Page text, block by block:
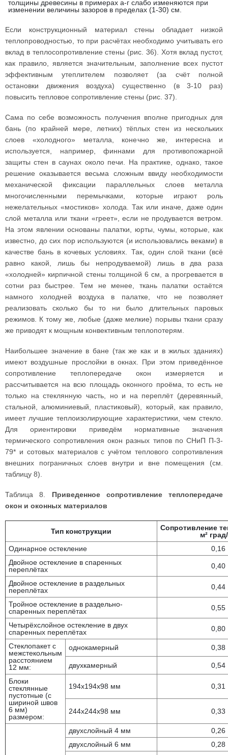
толщины древесины в примерах а-г слабо изменяются при
изменении величины зазоров в пределах (1-30) см.
Если конструкционный материал стены обладает низкой
теплопроводностью, то при расчётах необходимо учитывать его
вклад в теплосопротивление стены (рис. 36). Хотя вклад пустот,
как правило, является значительным, заполнение всех пустот
эффективным утеплителем позволяет (за счёт полной
остановки движения воздуха) существенно (в 3-10 раз)
повысить тепловое сопротивление стены (рис. 37).
Сама по себе возможность получения вполне пригодных для
бань (по крайней мере, летних) тёплых стен из нескольких
слоев «холодного» металла, конечно же, интересна и
используется, например, финнами для противопожарной
защиты стен в саунах около печи. На практике, однако, такое
решение оказывается весьма сложным ввиду необходимости
механической фиксации параллельных слоев металла
многочисленными перемычками, которые играют роль
нежелательных «мостиков» холода. Так или иначе, даже один
слой металла или ткани «греет», если не продувается ветром.
На этом явлении основаны палатки, юрты, чумы, которые, как
известно, до сих пор используются (и использовались веками) в
качестве бань в кочевых условиях. Так, один слой ткани (всё
равно какой, лишь бы непродуваемой) лишь в два раза
«холодней» кирпичной стены толщиной 6 см, а прогревается в
сотни раз быстрее. Тем не менее, ткань палатки остаётся
намного холодней воздуха в палатке, что не позволяет
реализовать сколько бы то ни было длительных паровых
режимов. К тому же, любые (даже мелкие) порывы ткани сразу
же приводят к мощным конвективным теплопотерям.
Наибольшее значение в бане (так же как и в жилых зданиях)
имеют воздушные прослойки в окнах. При этом приведённое
сопротивление теплопередаче окон измеряется и
рассчитывается на всю площадь оконного проёма, то есть не
только на стеклянную часть, но и на переплёт (деревянный,
стальной, алюминиевый, пластиковый), который, как правило,
имеет лучшие теплоизолирующие характеристики, чем стекло.
Для ориентировки приведём нормативные значения
термического сопротивления окон разных типов по СНиП П-3-
79* и сотовых материалов с учётом теплового сопротивления
внешних пограничных слоев внутри и вне помещения (см.
таблицу 8).
Таблица 8. Приведенное сопротивление теплопередаче
окон и оконных материалов
Тип конструкции
Сопротивление
м²
Одинарное остекление
0,16
Двойное остекление в спаренных
переплётах
0,40
Двойное остекление в раздельных
переплётах
0,44
Тройное остекление в раздельно-
спаренных переплётах
0,55
Четырёхслойное остекление в двух
спаренных переплётах
0,80
Стеклопакет с
межстекольным
расстоянием
12 мм:
однокамерный 0,38
двухкамерный
0,54
Блоки
стеклянные
пустотные (с
шириной швов
6 мм)
размером:
194x194x98 мм 0,31
244x244x98 мм 0,33
двухслойный 4 мм
0,26
двухслойный 6 мм
0,28